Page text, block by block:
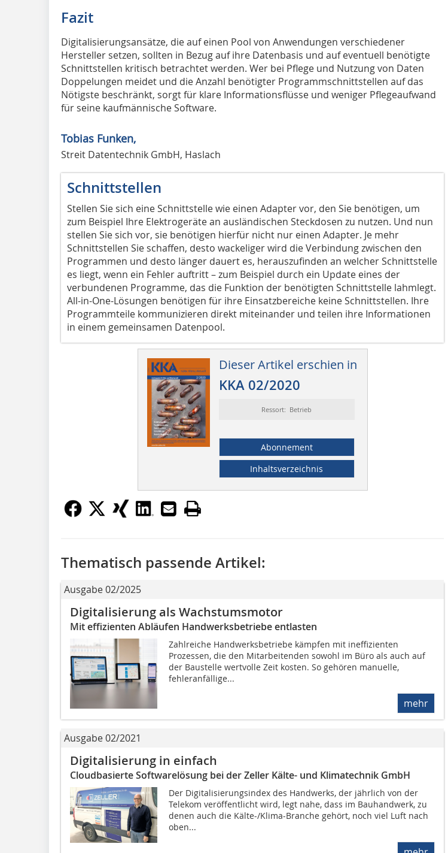
Fazit
Digitalisierungsansätze, die auf einen Pool von Anwendungen verschiedener
Hersteller setzen, sollten in Bezug auf ihre Datenbasis und auf eventuell benötigte
Schnittstellen kritisch betrachtet werden. Wer bei Pflege und Nutzung von Daten
Doppelungen meidet und die Anzahl benötigter Programmschnittstellen auf das
Nötigste beschränkt, sorgt für klare Informationsflüsse und weniger Pflegeaufwand
für seine kaufmännische Software.
Tobias Funken,
Streit Datentechnik GmbH, Haslach
Schnittstellen
Stellen Sie sich eine Schnittstelle wie einen Adapter vor, den Sie benötigen, um
zum Beispiel Ihre Elektrogeräte an ausländischen Steckdosen zu nutzen. Und nun
stellen Sie sich vor, sie benötigen hierfür nicht nur einen Adapter. Je mehr
Schnittstellen Sie schaffen, desto wackeliger wird die Verbindung zwischen den
Programmen und desto länger dauert es, herauszufinden an welcher Schnittstelle
es liegt, wenn ein Fehler auftritt – zum Beispiel durch ein Update eines der
verbundenen Programme, das die Funktion der benötigten Schnittstelle lahmlegt.
All-in-One-Lösungen benötigen für ihre Einsatzbereiche keine Schnittstellen. Ihre
Programmteile kommunizieren direkt miteinander und teilen ihre Informationen
in einem gemeinsamen Datenpool.
Dieser Artikel erschien in
KKA 02/2020
Ressort: Betrieb
Abonnement
Inhaltsverzeichnis
Thematisch passende Artikel:
Ausgabe 02/2025
Digitalisierung als Wachstumsmotor
Mit effizienten Abläufen Handwerksbetriebe entlasten
Zahlreiche Handwerksbetriebe kämpfen mit ineffizienten
Prozessen, die den Mitarbeitenden sowohl im Büro als auch auf
der Baustelle wertvolle Zeit kosten. So gehören manuelle,
fehleranfällige...
mehr
Ausgabe 02/2021
Digitalisierung in einfach
Cloudbasierte Softwarelösung bei der Zeller Kälte- und Klimatechnik GmbH
Der Digitalisierungsindex des Handwerks, der jährlich von der
Telekom veröffentlicht wird, legt nahe, dass im Bauhandwerk, zu
denen auch die Kälte-/Klima-Branche gehört, noch viel Luft nach
oben...